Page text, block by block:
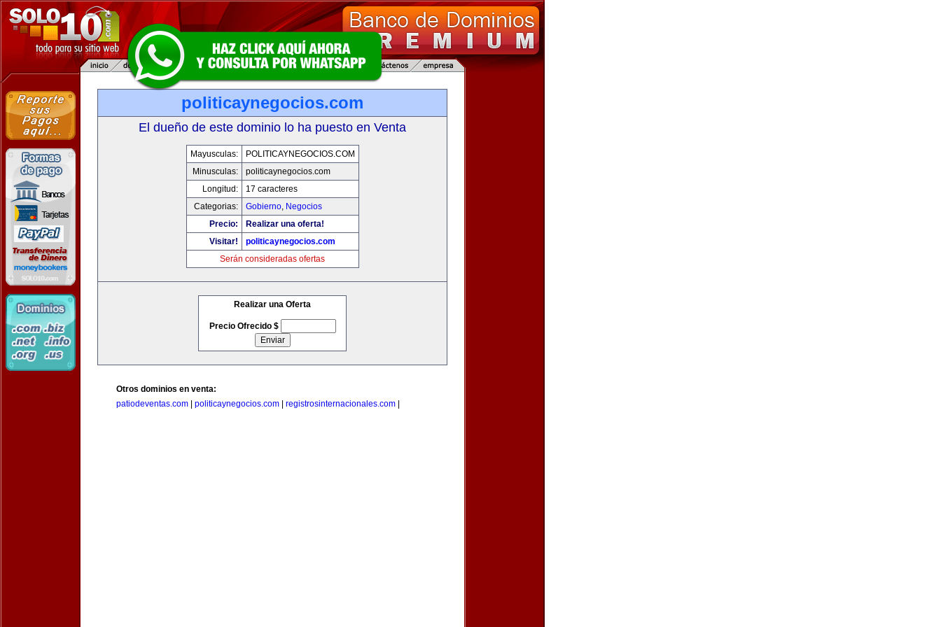
politicaynegocios.com
El dueño de este dominio lo ha puesto en Venta
Mayusculas:
POLITICAYNEGOCIOS.COM
Minusculas:
politicaynegocios.com
Longitud:
17 caracteres
Categorias:
Gobierno, Negocios
Precio:
Realizar una oferta!
Visitar!
politicaynegocios.com
Serán consideradas ofertas
Realizar una Oferta
Precio Ofrecido $
Otros dominios en venta:
patiodeventas.com
politicaynegocios.com registrosinternacionales.com